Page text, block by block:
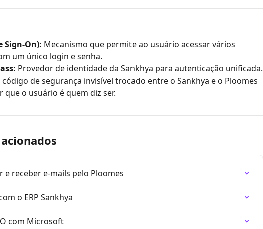
Sign-On): Mecanismo que permite ao usuário acessar vários
um único login e senha.
Provedor de identidade da Sankhya para autenticação unificada.
código de segurança invisível trocado entre o Sankhya e o Ploomes
que o usuário é quem diz ser.
e receber e-mails pelo Ploomes
o ERP Sankhya
com Microsoft